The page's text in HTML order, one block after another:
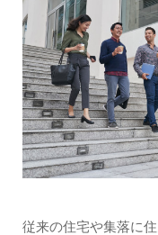
従来の住宅や集落に